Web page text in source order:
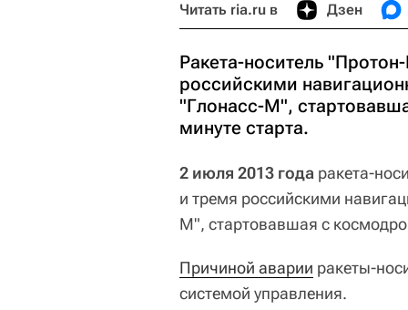
Читать ria.ru в Дзен
Ракета-носитель
российскими
"Глонасс-М",
минуте старта.
2 июля 2013 года ракета-
и тремя российскими
М", стартовавшая с
Причиной аварии ракеты-
системой управления.